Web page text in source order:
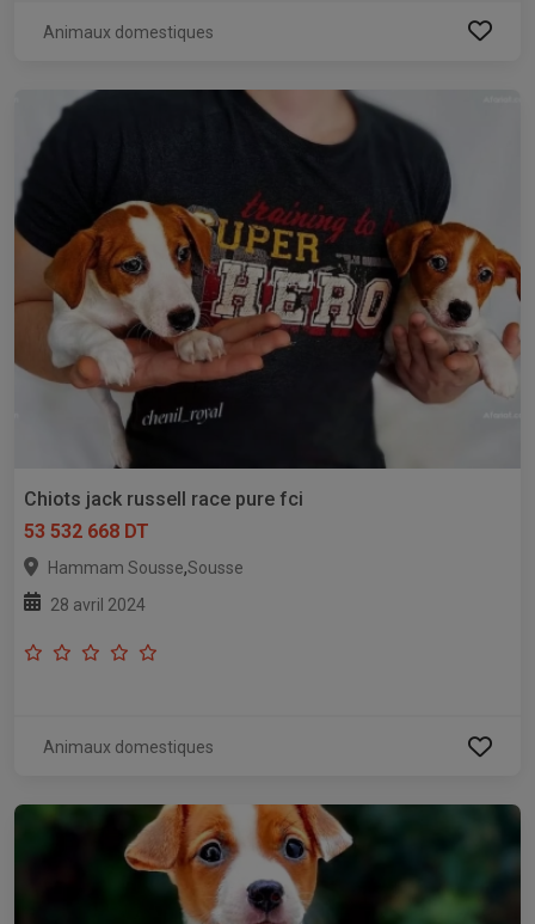
Animaux domestiques
Chiots jack russell race pure fci
53 532 668 DT
Hammam Sousse,Sousse
28 avril 2024
Animaux domestiques